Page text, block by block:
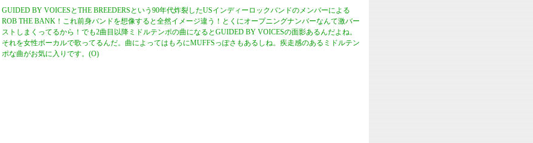
GUIDED BY VOICESとTHE BREEDERSという90年代炸裂したUSインディーロックバンドのメンバーによる
ROB THE BANK！これ前身バンドを想像すると全然イメージ違う！とくにオープニングナンバーなんて激バー
ストしまくってるから！でも2曲目以降ミドルテンポの曲になるとGUIDED BY VOICESの面影あるんだよね。
それを女性ボーカルで歌ってるんだ。曲によってはもろにMUFFSっぽさもあるしね。疾走感のあるミドルテン
ポな曲がお気に入りです。(O)